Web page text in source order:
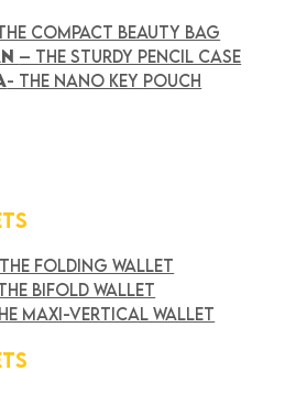
COMPACT BEAUTY BAG
– THE STURDY PENCIL CASE
- THE NANO KEY POUCH
FOLDING WALLET
BIFOLD WALLET
MAXI-VERTICAL WALLET